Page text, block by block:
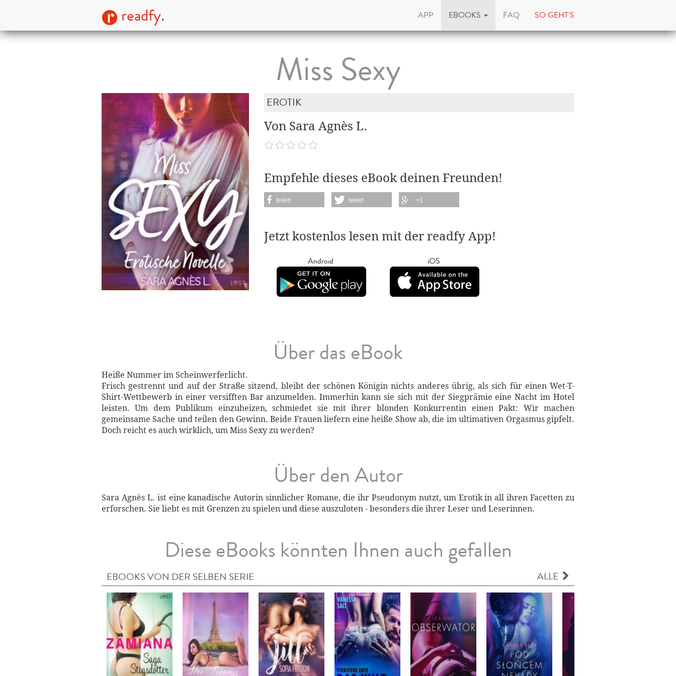
readfy. APP EBOOKS FAQ SO GEHT'S
Miss Sexy
EROTIK
Von Sara Agnès L.
Empfehle dieses eBook deinen Freunden!
teilen tweet +1
Jetzt kostenlos lesen mit der readfy App!
Android iOS
Über das eBook
Heiße Nummer im Scheinwerferlicht.
Frisch gestrennt und auf der Straße sitzend, bleibt der schönen Königin nichts anderes übrig, als sich für einen Wet-T-
Shirt-Wettbewerb in einer versifften Bar anzumelden. Immerhin kann sie sich mit der Siegprämie eine Nacht im Hotel
leisten. Um dem Publikum einzuheizen, schmiedet sie mit ihrer blonden Konkurrentin einen Pakt: Wir machen
gemeinsame Sache und teilen den Gewinn. Beide Frauen liefern eine heiße Show ab, die im ultimativen Orgasmus gipfelt.
Doch reicht es auch wirklich, um Miss Sexy zu werden?
Über den Autor
Sara Agnès L. ist eine kanadische Autorin sinnlicher Romane, die ihr Pseudonym nutzt, um Erotik in all ihren Facetten zu
erforschen. Sie liebt es mit Grenzen zu spielen und diese auszuloten - besonders die ihrer Leser und Leserinnen.
Diese eBooks könnten Ihnen auch gefallen
EBOOKS VON DER SELBEN SERIE ALLE